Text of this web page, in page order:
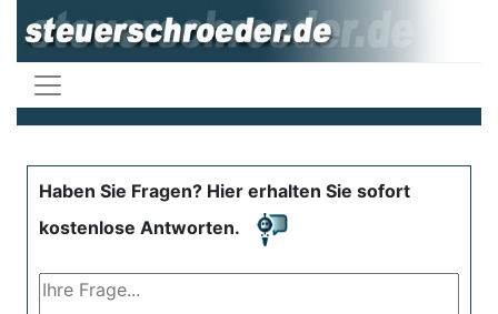
Haben Sie Fragen? Hier erhalten Sie sofort
kostenlose Antworten.